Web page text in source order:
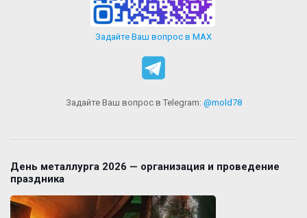
Задайте Ваш вопрос в MAX
Задайте Ваш вопрос в Telegram: @mold78
День металлурга 2026 — организация и проведение
праздника